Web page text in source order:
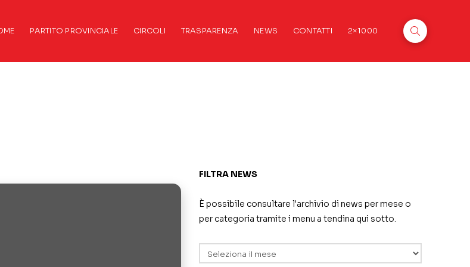
PARTITO PROVINCIALE CIRCOLI TRASPARENZA NEWS CONTATTI 2×1000
FILTRA NEWS
È possibile consultare l'archivio di news per mese o
per categoria tramite i menu a tendina qui sotto.
Archivi